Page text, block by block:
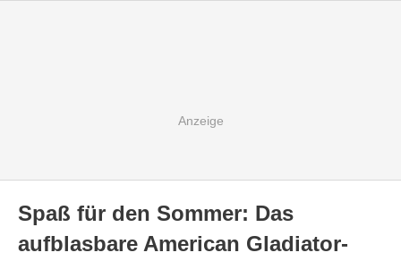
Spaß für den Sommer: Das
aufblasbare American Gladiator-